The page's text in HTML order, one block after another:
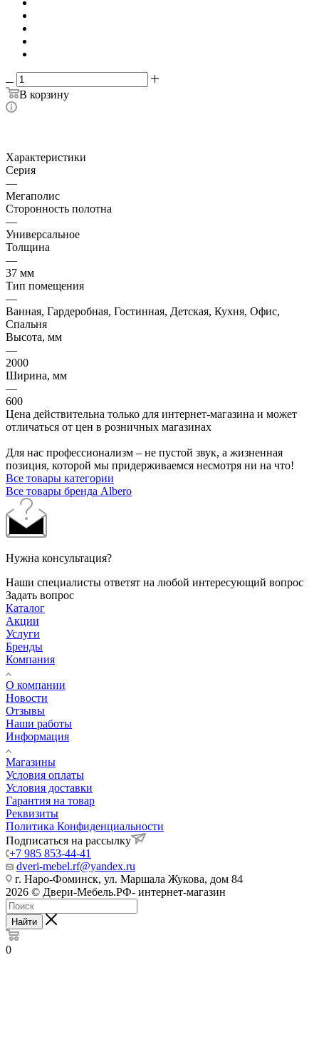
В корзину
Характеристики
Серия
—
Мегаполис
Сторонность полотна
—
Универсальное
Толщина
—
37 мм
Тип помещения
—
Ванная, Гардеробная, Гостинная, Детская, Кухня, Офис,
Спальня
Высота, мм
—
2000
Ширина, мм
—
600
Цена действительна только для интернет-магазина и может
отличаться от цен в розничных магазинах
Для нас профессионализм – не пустой звук, а жизненная
позиция, которой мы придерживаемся несмотря ни на что!
Все товары категории
Все товары бренда Albero
Нужна консультация?
Наши специалисты ответят на любой интересующий вопрос
Задать вопрос
Каталог
Акции
Услуги
Бренды
Компания
О компании
Новости
Отзывы
Наши работы
Информация
Магазины
Условия оплаты
Условия доставки
Гарантия на товар
Реквизиты
Политика Конфиденциальности
Подписаться на рассылку
+7 985 853-44-41
dveri-mebel.rf@yandex.ru
г. Наро-Фоминск, ул. Маршала Жукова, дом 84
2026 © Двери-Мебель.РФ- интернет-магазин
Найти
0